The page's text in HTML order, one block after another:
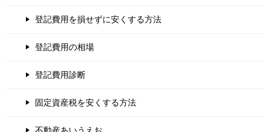
登記費用を損せずに安くする方法
登記費用の相場
登記費用診断
固定資産税を安くする方法